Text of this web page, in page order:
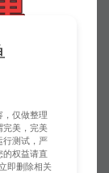
，仅做整理
完美，完美
行测试，严
的权益请直
即删除相关